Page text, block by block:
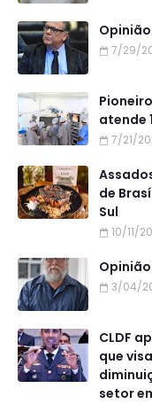
7/29/
atende
7/21/
de
Sul
10/11/
3/04/
CLDF
que
setor